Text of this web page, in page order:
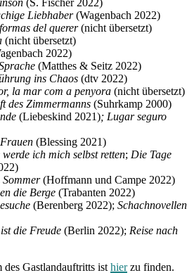
Liebhaber(Wagenbach 2022)
del querer(nicht übersetzt)
(nicht übersetzt)
2022)
(Matthes & Seitz 2022)
ins Chaos (dtv 2022)
la mar com a penyora (nicht übersetzt)
des Zimmermanns (Suhrkamp 2000)
(Liebeskind 2021); Lugar seguro
(Blessing 2021)
werde ich mich selbst retten; Die Tage
(Hoffmann und Campe 2022)
die Berge (Trabanten 2022)
(Berenberg 2022); Schachnovellen
die Freude (Berlin 2022); Reise nach
des Gastlandauftritts ist hierzu finden.